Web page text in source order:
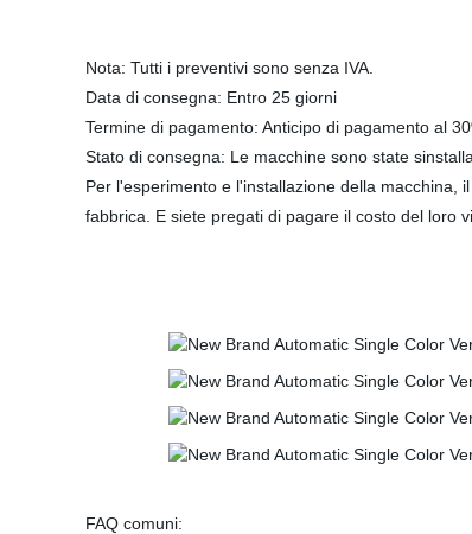
Nota: Tutti i preventivi sono senza IVA.
Data di consegna: Entro 25 giorni
Termine di pagamento: Anticipo di pagamento al
Stato di consegna: Le macchine sono state
Per l'esperimento e l'installazione della macchina,
fabbrica. E siete pregati di pagare il costo del loro
FAQ comuni: